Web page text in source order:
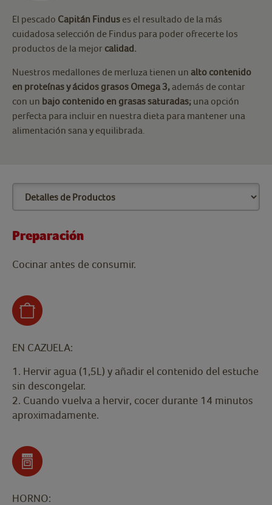
El pescado Capitán Findus es el resultado de la más
cuidadosa selección de Findus para poder ofrecerte los
productos de la mejor calidad.
Nuestros medallones de merluza tienen un alto contenido
en proteínas y ácidos grasos Omega 3, además de contar
con un bajo contenido en grasas saturadas; una opción
perfecta para incluir en nuestra dieta para mantener una
alimentación sana y equilibrada.
Preparación
Cocinar antes de consumir.
EN CAZUELA:
1. Hervir agua (1,5L) y añadir el contenido del estuche
sin descongelar.
2. Cuando vuelva a hervir, cocer durante 14 minutos
aproximadamente.
HORNO: